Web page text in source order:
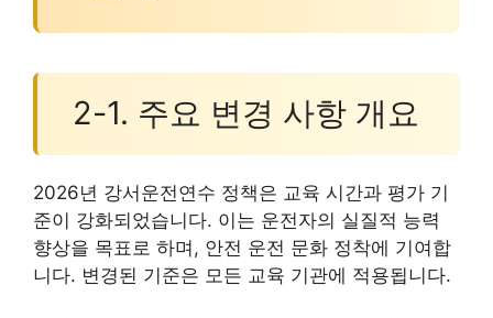
2-1. 주요 변경 사항 개요
2026년 강서운전연수 정책은 교육 시간과 평가 기
준이 강화되었습니다. 이는 운전자의 실질적 능력
향상을 목표로 하며, 안전 운전 문화 정착에 기여합
니다. 변경된 기준은 모든 교육 기관에 적용됩니다.